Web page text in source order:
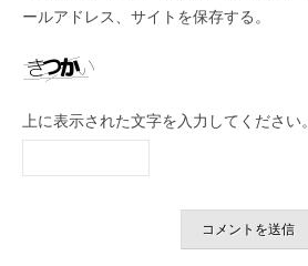
ールアドレス、サイトを保存する。
上に表示された文字を入力してください。